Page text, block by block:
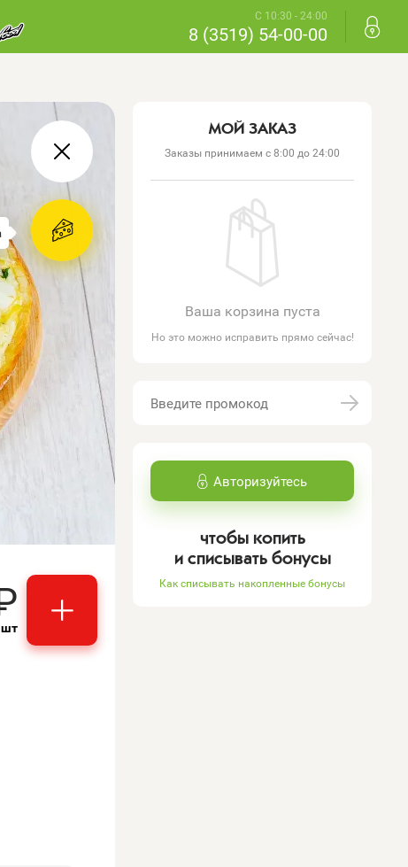
С 10:30 - 24:00
8 (3519) 54-00-00
шт
МОЙ ЗАКАЗ
Заказы принимаем с 8:00 до 24:00
Ваша корзина пуста
Но это можно исправить прямо сейчас!
Авторизуйтесь
чтобы копить
и списывать бонусы
Как списывать накопленные бонусы